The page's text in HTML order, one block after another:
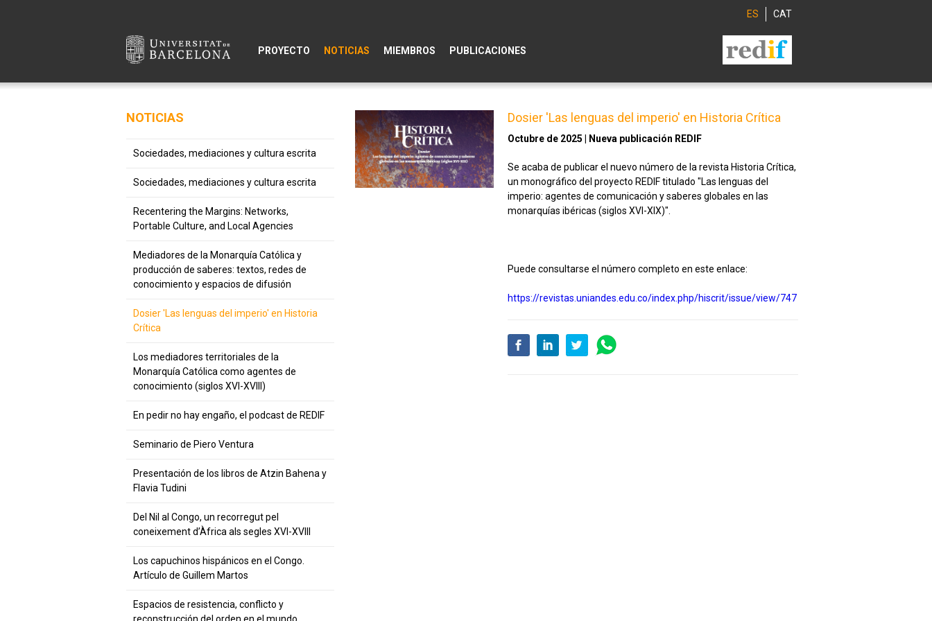
ES CAT
PROYECTO NOTICIAS MIEMBROS PUBLICACIONES
NOTICIAS
Sociedades, mediaciones y cultura escrita
Sociedades, mediaciones y cultura escrita
Recentering the Margins: Networks,
Portable Culture, and Local Agencies
Mediadores de la Monarquía Católica y
producción de saberes: textos, redes de
conocimiento y espacios de difusión
Dosier 'Las lenguas del imperio' en Historia
Crítica
Los mediadores territoriales de la
Monarquía Católica como agentes de
conocimiento (siglos XVI-XVIII)
En pedir no hay engaño, el podcast de REDIF
Seminario de Piero Ventura
Presentación de los libros de Atzin Bahena y
Flavia Tudini
Del Nil al Congo, un recorregut pel
coneixement d’Àfrica als segles XVI-XVIII
Los capuchinos hispánicos en el Congo.
Artículo de Guillem Martos
Espacios de resistencia, conflicto y
Dosier 'Las lenguas del imperio' en Historia Crítica
Octubre de 2025 | Nueva publicación REDIF
Se acaba de publicar el nuevo número de la revista Historia Crítica,
un monográfico del proyecto REDIF titulado "Las lenguas del
imperio: agentes de comunicación y saberes globales en las
monarquías ibéricas (siglos XVI-XIX)".
Puede consultarse el número completo en este enlace:
https://revistas.uniandes.edu.co/index.php/hiscrit/issue/view/747